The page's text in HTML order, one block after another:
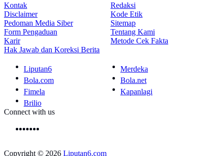
Kontak
Redaksi
Disclaimer
Kode Etik
Pedoman Media Siber
Sitemap
Form Pengaduan
Tentang Kami
Karir
Metode Cek Fakta
Hak Jawab dan Koreksi Berita
Liputan6
Merdeka
Bola.com
Bola.net
Fimela
Kapanlagi
Brilio
Connect with us
Copyright © 2026 Liputan6.com